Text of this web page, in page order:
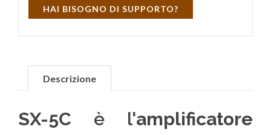
HAI BISOGNO DI SUPPORTO?
Descrizione
SX-5C è l'amplificatore